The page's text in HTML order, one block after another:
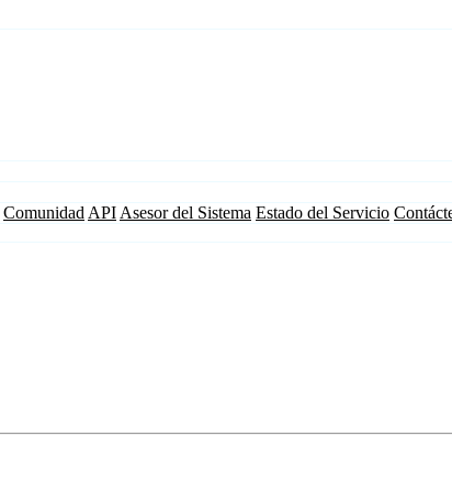
Comunidad API Asesor del Sistema Estado del Servicio